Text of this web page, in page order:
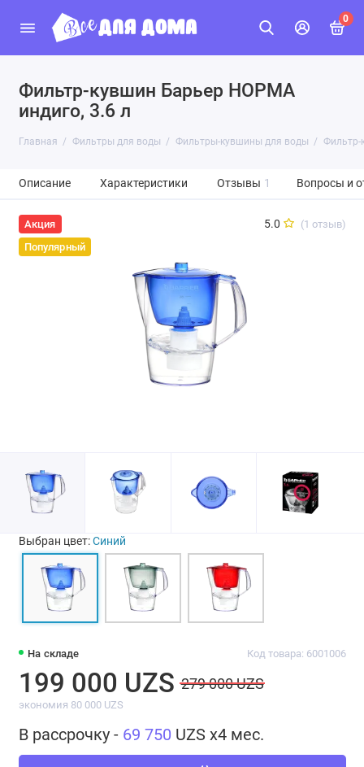
0
Фильтр-кувшин Барьер НОРМА
индиго, 3.6 л
Главная Фильтры для воды Фильтры-кувшины для воды Фильтр-
Описание Характеристики Отзывы 1 Вопросы и
Акция
Популярный
5.0 (1 отзыв)
На складе Код товара: 6001006
199 000 UZS 279 000 UZS
экономия 80 000 UZS
В рассрочку - 69 750 UZS x4 мес.
Выбран цвет:Синий